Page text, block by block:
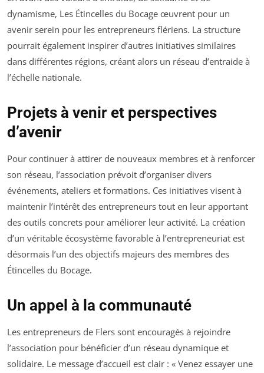
dynamisme, Les Étincelles du Bocage œuvrent pour un
avenir serein pour les entrepreneurs flériens. La structure
pourrait également inspirer d’autres initiatives similaires
dans différentes régions, créant alors un réseau d’entraide à
l’échelle nationale.
Projets à venir et perspectives
d’avenir
Pour continuer à attirer de nouveaux membres et à renforcer
son réseau, l’association prévoit d’organiser divers
événements, ateliers et formations. Ces initiatives visent à
maintenir l’intérêt des entrepreneurs tout en leur apportant
des outils concrets pour améliorer leur activité. La création
d’un véritable écosystème favorable à l’entrepreneuriat est
désormais l’un des objectifs majeurs des membres des
Étincelles du Bocage.
Un appel à la communauté
Les entrepreneurs de Flers sont encouragés à rejoindre
l’association pour bénéficier d’un réseau dynamique et
solidaire. Le message d’accueil est clair : « Venez essayer une